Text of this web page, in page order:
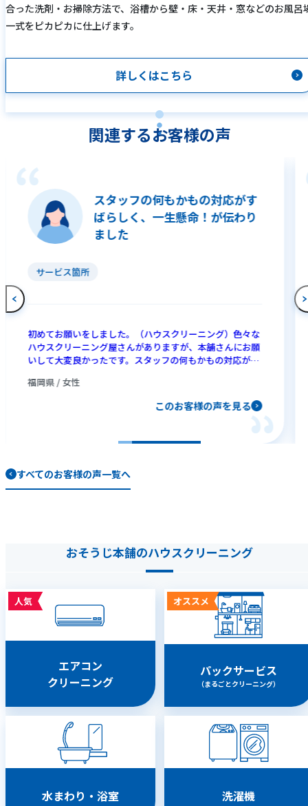
合った洗剤・お掃除方法で、浴槽から壁・床・天井・窓などのお風呂
一式をピカピカに仕上げます。
詳しくはこちら
関連するお客様の声
スタッフの何もかもの対応がす
ばらしく、一生懸命！が伝わり
ました
サービス箇所
初めてお願いをしました。（ハウスクリーニング）色々な
ハウスクリーニング屋さんがありますが、本舗さんにお願
いして大変良かったです。スタッフの何もかもの対応がす
いと思いました。ありがとうございました。
福岡県 / 女性
このお客様の声を見る
すべてのお客様の声一覧へ
おそうじ本舗のハウスクリーニング
人気
エアコン
クリーニング
オススメ
パックサービス
（まるごとクリーニング）
水まわり・浴室 洗濯機